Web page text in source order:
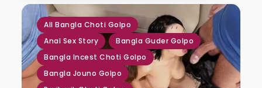
All Bangla Choti Golpo ,
Anal Sex Story
,
Bangla Guder Golpo
,
Bangla Incest Choti Golpo
,
Bangla Jouno Golpo
,,,,